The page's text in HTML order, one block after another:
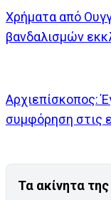
Χρήματα από
βανδαλισμών
Αρχιεπίσκοπος:
συμφόρηση στις
Τα ακίνητα